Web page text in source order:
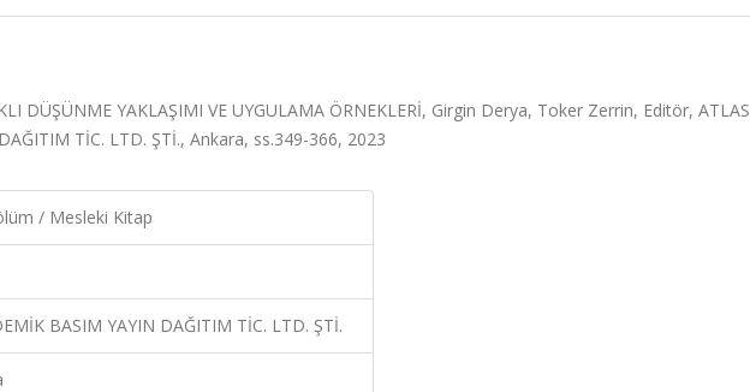
DÜŞÜNME YAKLAŞIMI VE UYGULAMA ÖRNEKLERİ, Girgin Derya, Toker Zerrin, Editör, ATLAS
TİC. LTD. ŞTİ., Ankara, ss.349-366, 2023
/ Mesleki Kitap
BASIM YAYIN DAĞITIM TİC. LTD. ŞTİ.